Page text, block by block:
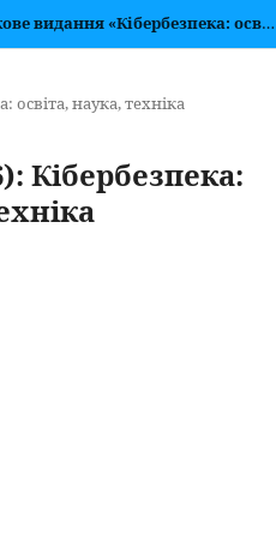
Електронне фахове наукове видання «Кібербезпека: освіта, наука, техніка»
освіта, наука, техніка
Кібербезпека: